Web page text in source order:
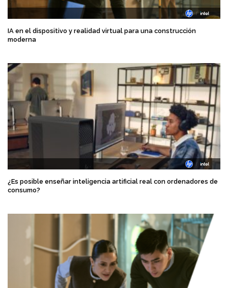
IA en el dispositivo y realidad virtual para una construcción
moderna
¿Es posible enseñar inteligencia artificial real con ordenadores de
consumo?